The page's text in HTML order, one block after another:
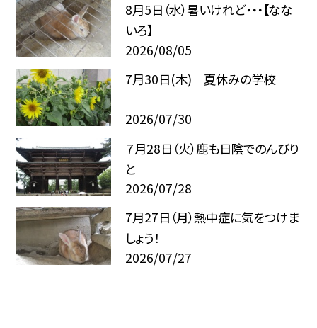
8月5日（水）暑いけれど・・・【なな
いろ】
2026/08/05
7月30日(木) 夏休みの学校
2026/07/30
７月28日（火）鹿も日陰でのんびり
と
2026/07/28
7月27日（月）熱中症に気をつけま
しょう！
2026/07/27